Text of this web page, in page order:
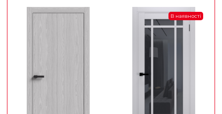
В наявності